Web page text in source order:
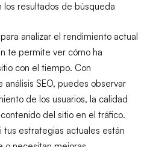
resultados de búsqueda
analizar el rendimiento actual
te permite ver cómo ha
con el tiempo. Con
análisis SEO, puedes observar
de los usuarios, la calidad
del sitio en el tráfico.
tus estrategias actuales están